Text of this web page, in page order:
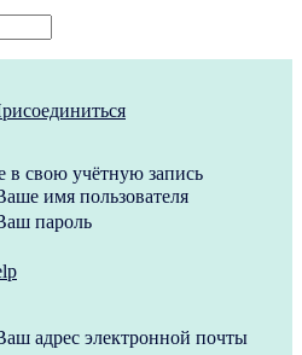
в свою учётную запись
имя пользователя
пароль
адрес электронной почты